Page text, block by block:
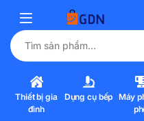
Tìm kiếm:
Thiết bị gia
đình
Dụng cụ bếp Máy